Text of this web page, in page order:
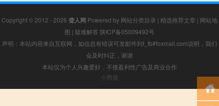
Copyright © 2012 - 2026 聋人网 Powered by 网站分类目录 | 精选推荐文章 | 网站地
图 | 疑难解答 陕ICP备05009492号
声明：本站内容来自互联网，如信息有错误可发邮件到f_fb#foxmail.com说明，我们
会及时纠正，谢谢
本站仅为个人兴趣爱好，不接盈利性广告及商业合作
小男孩